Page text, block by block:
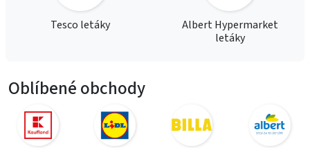
Tesco letáky
Albert Hypermarket
letáky
Oblíbené obchody